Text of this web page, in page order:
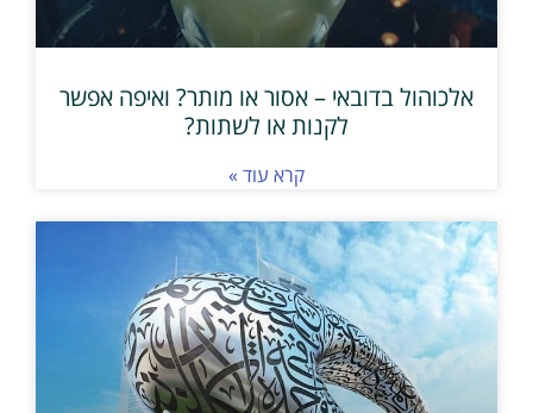
אלכוהול בדובאי – אסור או מותר? ואיפה אפשר
לקנות או לשתות?
קרא עוד »